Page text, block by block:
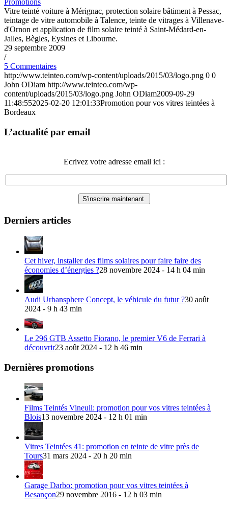
Promotions
Vitre teinté voiture à Mérignac, protection solaire bâtiment à Pessac,
teintage de vitre automobile à Talence, teinte de vitrages à Villenave-
d'Ornon et application de film solaire teinté à Saint-Médard-en-
Jalles, Bègles, Eysines et Libourne.
29 septembre 2009
/
5 Commentaires
http://www.teinteo.com/wp-content/uploads/2015/03/logo.png 0 0
John ODiam http://www.teinteo.com/wp-
content/uploads/2015/03/logo.png John ODiam2009-09-29
11:48:552025-02-20 12:01:33Promotion pour vos vitres teintées à
Bordeaux
L’actualité par email
Ecrivez votre adresse email ici :
Derniers articles
Cet hiver, installer des films solaires pour faire faire des
économies d’énergies ?28 novembre 2024 - 14 h 04 min
Audi Urbansphere Concept, le véhicule du futur ?30 août
2024 - 9 h 43 min
Le 296 GTB Assetto Fiorano, le premier V6 de Ferrari à
découvrir23 août 2024 - 12 h 46 min
Dernières promotions
Films Teintés Vineuil: promotion pour vos vitres teintées à
Blois13 novembre 2024 - 12 h 01 min
Vitres Teintées 41: promotion en teinte de vitre près de
Tours31 mars 2024 - 20 h 20 min
Garage Darbo: promotion pour vos vitres teintées à
Besançon29 novembre 2016 - 12 h 03 min